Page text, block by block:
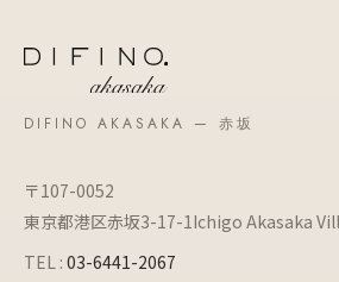
DIFINO AKASAKA — 赤坂
〒107-0052
東京都港区赤坂3-17-1Ichigo Akasaka
TEL : 03-6441-2067